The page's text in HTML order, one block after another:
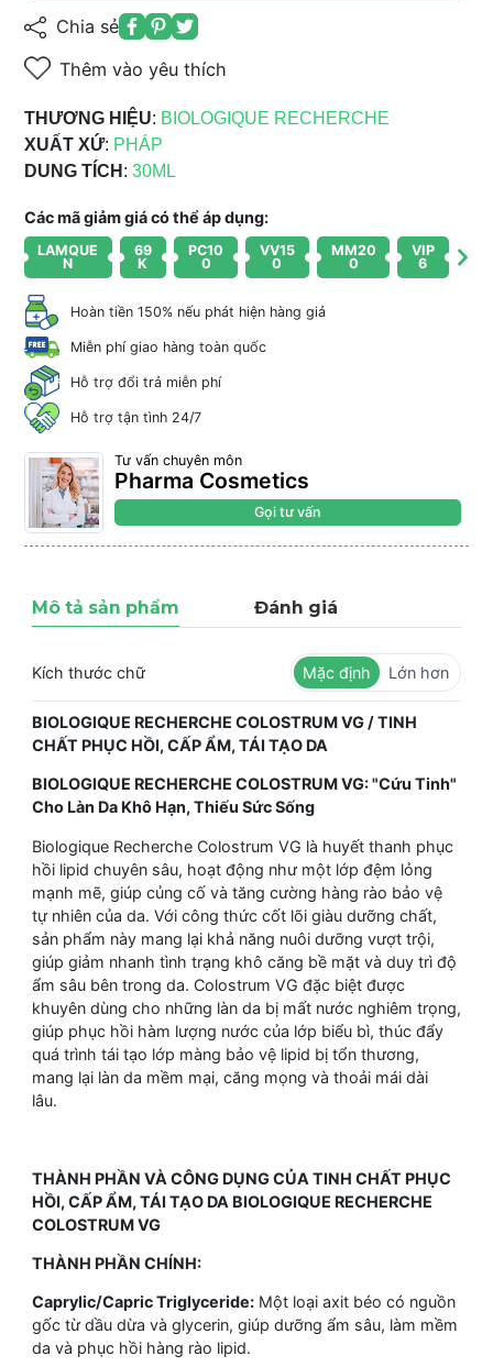
Chia sẻ
Thêm vào yêu thích
THƯƠNG HIỆU: BIOLOGIQUE RECHERCHE
XUẤT XỨ: PHÁP
DUNG TÍCH: 30ML
Các mã giảm giá có thể áp dụng:
LAMQUE
N
69
K
PC10
0
VV15
0
MM20
0
VIP
6
Hoàn tiền 150% nếu phát hiện hàng giả
Miễn phí giao hàng toàn quốc
Hỗ trợ đổi trả miễn phí
Hỗ trợ tận tình 24/7
Tư vấn chuyên môn
Pharma Cosmetics
Gọi tư vấn
Mô tả sản phẩm Đánh giá
Kích thước chữ Mặc định Lớn hơn
BIOLOGIQUE RECHERCHE COLOSTRUM VG / TINH
CHẤT PHỤC HỒI, CẤP ẨM, TÁI TẠO DA
BIOLOGIQUE RECHERCHE COLOSTRUM VG: "Cứu Tinh"
Cho Làn Da Khô Hạn, Thiếu Sức Sống
Biologique Recherche Colostrum VG là huyết thanh phục
hồi lipid chuyên sâu, hoạt động như một lớp đệm lỏng
mạnh mẽ, giúp củng cố và tăng cường hàng rào bảo vệ
tự nhiên của da. Với công thức cốt lõi giàu dưỡng chất,
sản phẩm này mang lại khả năng nuôi dưỡng vượt trội,
giúp giảm nhanh tình trạng khô căng bề mặt và duy trì độ
ẩm sâu bên trong da. Colostrum VG đặc biệt được
khuyên dùng cho những làn da bị mất nước nghiêm trọng,
giúp phục hồi hàm lượng nước của lớp biểu bì, thúc đẩy
quá trình tái tạo lớp màng bảo vệ lipid bị tổn thương,
mang lại làn da mềm mại, căng mọng và thoải mái dài
lâu.
THÀNH PHẦN VÀ CÔNG DỤNG CỦA TINH CHẤT PHỤC
HỒI, CẤP ẨM, TÁI TẠO DA BIOLOGIQUE RECHERCHE
COLOSTRUM VG
THÀNH PHẦN CHÍNH:
Caprylic/Capric Triglyceride: Một loại axit béo có nguồn
gốc từ dầu dừa và glycerin, giúp dưỡng ẩm sâu, làm mềm
da và phục hồi hàng rào lipid.